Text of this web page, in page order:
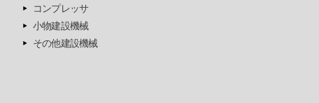
コンプレッサ
小物建設機械
その他建設機械